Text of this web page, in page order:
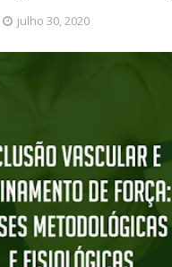
julho 30, 2020